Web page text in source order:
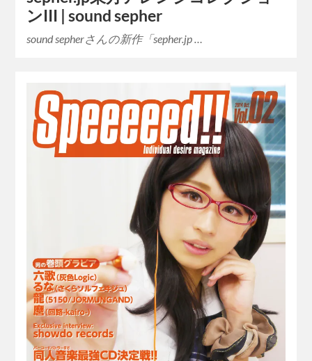
ンIII | sound sepher
sound sepherさんの新作「sepher.jp …